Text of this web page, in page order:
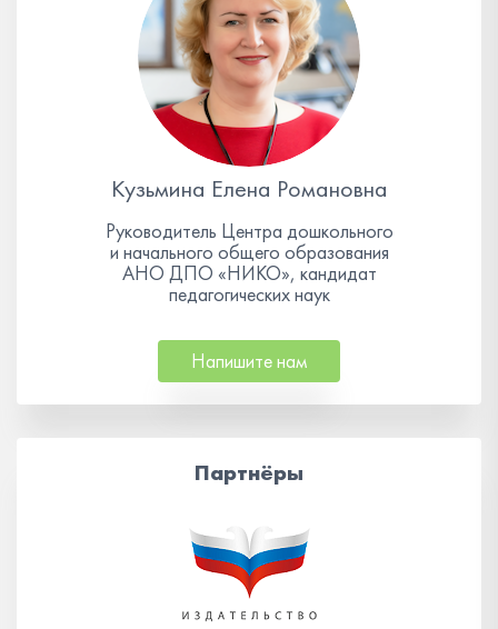
Кузьмина Елена Романовна
Руководитель Центра дошкольного
и начального общего образования
АНО ДПО «НИКО», кандидат
педагогических наук
Напишите нам
Партнёры